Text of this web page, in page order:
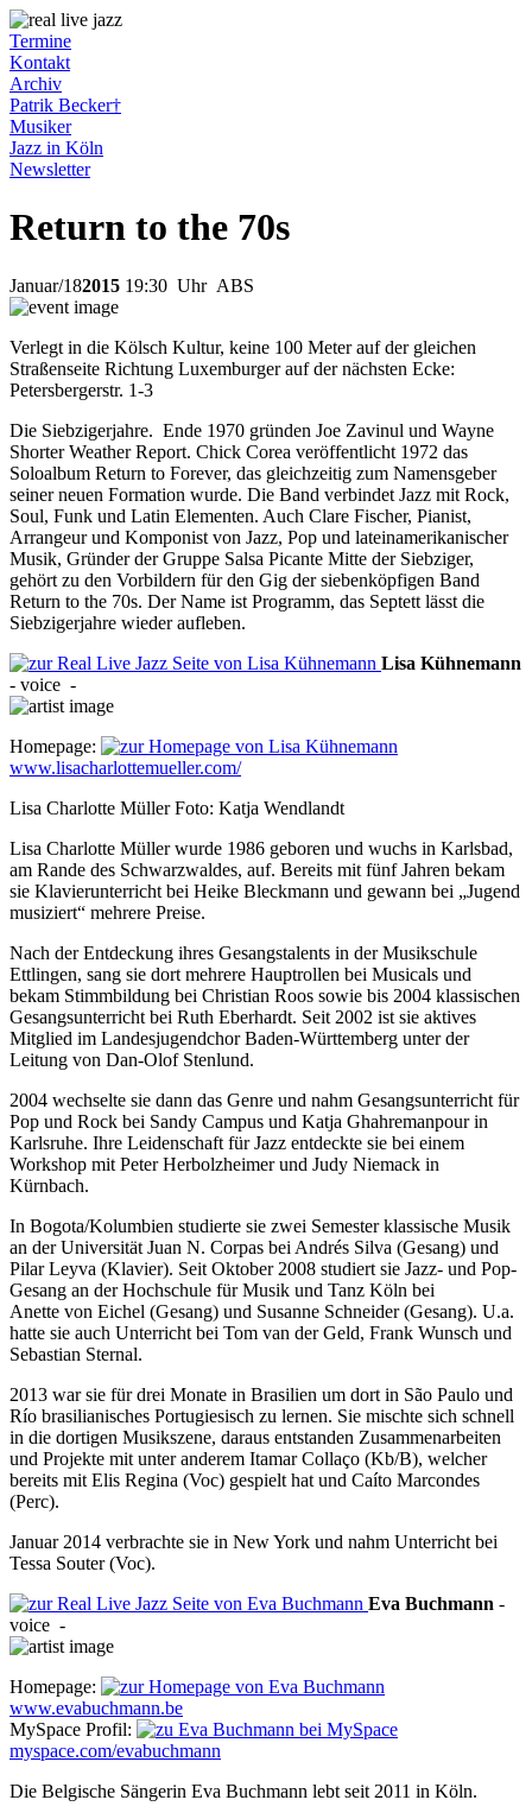
Termine
Kontakt
Archiv
Patrik Becker†
Musiker
Jazz in Köln
Newsletter
Return to the 70s
Januar/182015 19:30 Uhr ABS
Verlegt in die Kölsch Kultur, keine 100 Meter auf der gleichen
Straßenseite Richtung Luxemburger auf der nächsten Ecke:
Petersbergerstr. 1-3
Die Siebzigerjahre. Ende 1970 gründen Joe Zavinul und Wayne
Shorter Weather Report. Chick Corea veröffentlicht 1972 das
Soloalbum Return to Forever, das gleichzeitig zum Namensgeber
seiner neuen Formation wurde. Die Band verbindet Jazz mit Rock,
Soul, Funk und Latin Elementen. Auch Clare Fischer, Pianist,
Arrangeur und Komponist von Jazz, Pop und lateinamerikanischer
Musik, Gründer der Gruppe Salsa Picante Mitte der Siebziger,
gehört zu den Vorbildern für den Gig der siebenköpfigen Band
Return to the 70s. Der Name ist Programm, das Septett lässt die
Siebzigerjahre wieder aufleben.
Lisa Kühnemann
- voice -
Homepage:
www.lisacharlottemueller.com/
Lisa Charlotte Müller Foto: Katja Wendlandt
Lisa Charlotte Müller wurde 1986 geboren und wuchs in Karlsbad,
am Rande des Schwarzwaldes, auf. Bereits mit fünf Jahren bekam
sie Klavierunterricht bei Heike Bleckmann und gewann bei „Jugend
musiziert“ mehrere Preise.
Nach der Entdeckung ihres Gesangstalents in der Musikschule
Ettlingen, sang sie dort mehrere Hauptrollen bei Musicals und
bekam Stimmbildung bei Christian Roos sowie bis 2004 klassischen
Gesangsunterricht bei Ruth Eberhardt. Seit 2002 ist sie aktives
Mitglied im Landesjugendchor Baden-Württemberg unter der
Leitung von Dan-Olof Stenlund.
2004 wechselte sie dann das Genre und nahm Gesangsunterricht für
Pop und Rock bei Sandy Campus und Katja Ghahremanpour in
Karlsruhe. Ihre Leidenschaft für Jazz entdeckte sie bei einem
Workshop mit Peter Herbolzheimer und Judy Niemack in
Kürnbach.
In Bogota/Kolumbien studierte sie zwei Semester klassische Musik
an der Universität Juan N. Corpas bei Andrés Silva (Gesang) und
Pilar Leyva (Klavier). Seit Oktober 2008 studiert sie Jazz- und Pop-
Gesang an der Hochschule für Musik und Tanz Köln bei
Anette von Eichel (Gesang) und Susanne Schneider (Gesang). U.a.
hatte sie auch Unterricht bei Tom van der Geld, Frank Wunsch und
Sebastian Sternal.
2013 war sie für drei Monate in Brasilien um dort in São Paulo und
Río brasilianisches Portugiesisch zu lernen. Sie mischte sich schnell
in die dortigen Musikszene, daraus entstanden Zusammenarbeiten
und Projekte mit unter anderem Itamar Collaço (Kb/B), welcher
bereits mit Elis Regina (Voc) gespielt hat und Caíto Marcondes
(Perc).
Januar 2014 verbrachte sie in New York und nahm Unterricht bei
Tessa Souter (Voc).
Eva Buchmann -
voice -
Homepage:
www.evabuchmann.be
MySpace Profil:
myspace.com/evabuchmann
Die Belgische Sängerin Eva Buchmann lebt seit 2011 in Köln.